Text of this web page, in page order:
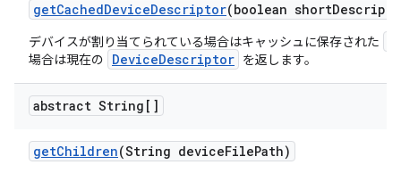
getCachedDeviceDescriptor(boolean short
デバイスが割り当てられている場合はキャッシュに保存された
場合は現在の DeviceDescriptor を返します。
abstract String[]
getChildren(String deviceFilePath)